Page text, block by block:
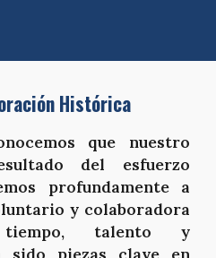
Histórica
que nuestro
del esfuerzo
profundamente a
y colaboradora
talento y